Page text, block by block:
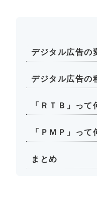
デジタル広告の
デジタル広告の
「ＲＴＢ」って
「ＰＭＰ」って
まとめ